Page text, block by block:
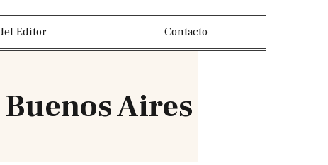
Editor Contacto
Aires